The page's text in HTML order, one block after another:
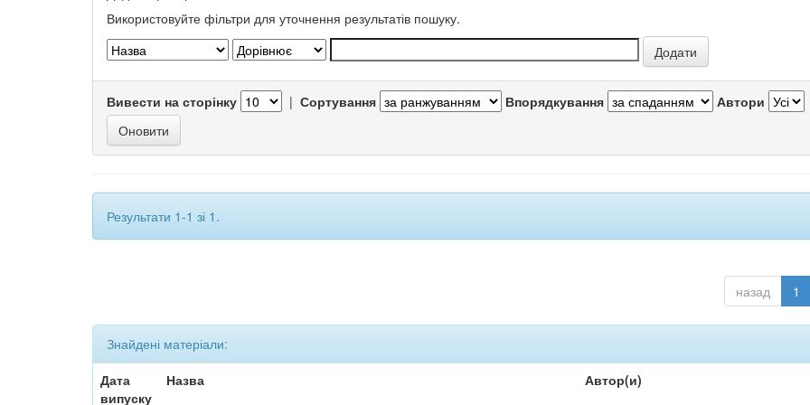
Використовуйте фільтри для уточнення результатів пошуку.
Вивести на сторінку | Сортування Впорядкування Автори
Результати 1-1 зі 1.
назад 1
Знайдені матеріали:
Дата
випуску
Назва Автор(и)